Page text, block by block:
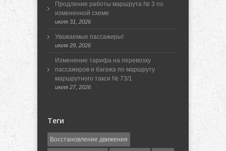
Продление работы маршрута № 3 по
измененной схеме
июля 31, 2026
Уважаемые пассажиры!
июля 29, 2026
Изменение тарифа на перевозку
пассажиров и багажа по маршруту
маршрутного такси № 73/1
июля 27, 2026
Теги
Восстановление движения